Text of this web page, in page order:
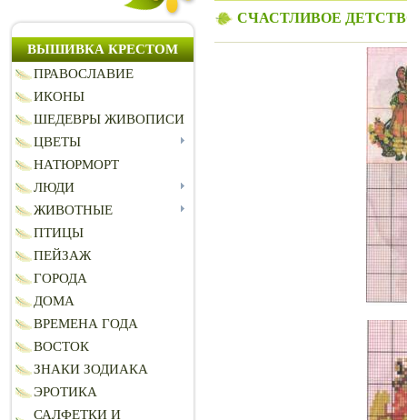
ВЫШИВКА КРЕСТОМ
ПРАВОСЛАВИЕ
ИКОНЫ
ШЕДЕВРЫ ЖИВОПИСИ
ЦВЕТЫ
НАТЮРМОРТ
ЛЮДИ
ЖИВОТНЫЕ
ПТИЦЫ
ПЕЙЗАЖ
ГОРОДА
ДОМА
ВРЕМЕНА ГОДА
ВОСТОК
ЗНАКИ ЗОДИАКА
ЭРОТИКА
САЛФЕТКИ И
СЧАСТЛИВОЕ